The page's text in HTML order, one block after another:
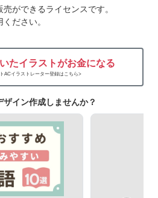
ができるライセンスです。
ださい。
たイラストがお金になる
ACイラストレーター登録はこちら>
イン作成しませんか？